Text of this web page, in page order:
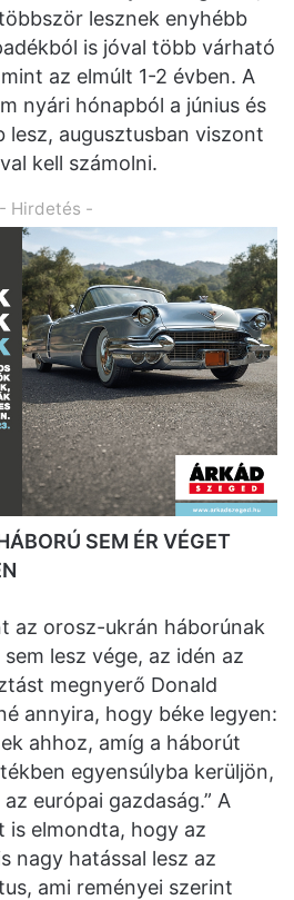
lesznek enyhébb
is jóval több várható
az elmúlt 1-2 évben. A
nyári hónapból a június és
lesz, augusztusban viszont
kell számolni.
- Hirdetés -
SEM ÉR VÉGET
az orosz-ukrán háborúnak
lesz vége, az idén az
megnyerő Donald
annyira, hogy béke legyen:
ahhoz, amíg a háborút
egyensúlyba kerüljön,
európai gazdaság.” A
is elmondta, hogy az
nagy hatással lesz az
ami reményei szerint